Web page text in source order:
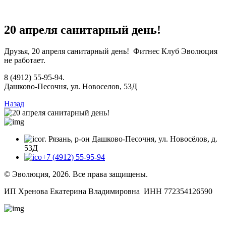
20 апреля санитарный день!
Друзья, 20 апреля санитарный день! Фитнес Клуб Эволюция
не работает.
8 (4912) 55-95-94.
Дашково-Песочня, ул. Новоселов, 53Д
Назад
г. Рязань, р-он Дашково-Песочня, ул. Новосёлов, д.
53Д
+7 (4912) 55-95-94
© Эволюция, 2026. Все права защищены.
ИП Хренова Екатерина Владимировна ИНН 772354126590